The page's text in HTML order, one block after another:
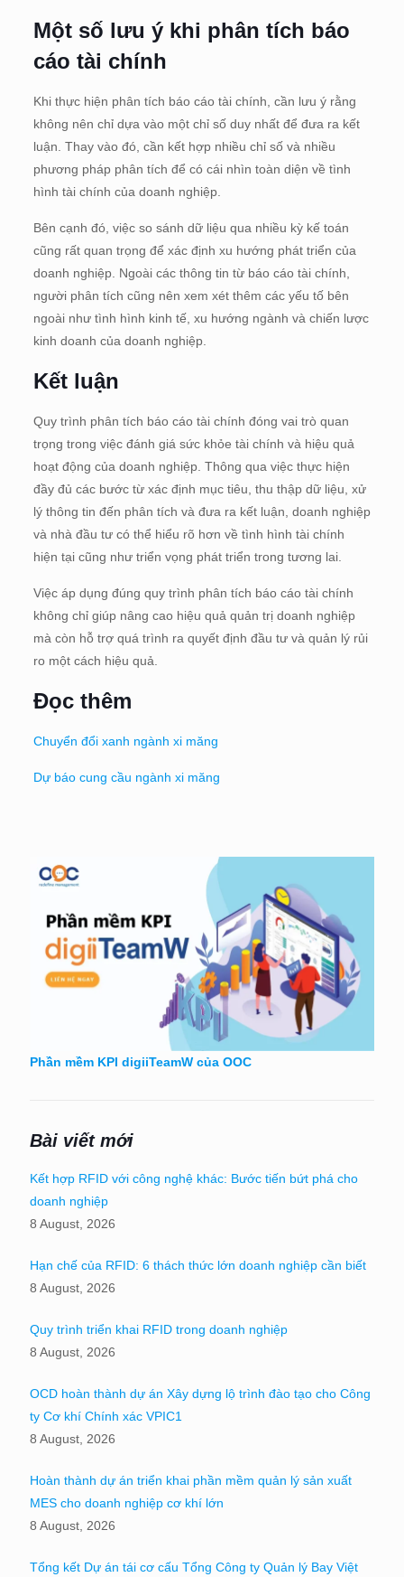
Một số lưu ý khi phân tích báo
cáo tài chính
Khi thực hiện phân tích báo cáo tài chính, cần lưu ý rằng
không nên chỉ dựa vào một chỉ số duy nhất để đưa ra kết
luận. Thay vào đó, cần kết hợp nhiều chỉ số và nhiều
phương pháp phân tích để có cái nhìn toàn diện về tình
hình tài chính của doanh nghiệp.
Bên cạnh đó, việc so sánh dữ liệu qua nhiều kỳ kế toán
cũng rất quan trọng để xác định xu hướng phát triển của
doanh nghiệp. Ngoài các thông tin từ báo cáo tài chính,
người phân tích cũng nên xem xét thêm các yếu tố bên
ngoài như tình hình kinh tế, xu hướng ngành và chiến lược
kinh doanh của doanh nghiệp.
Kết luận
Quy trình phân tích báo cáo tài chính đóng vai trò quan
trọng trong việc đánh giá sức khỏe tài chính và hiệu quả
hoạt động của doanh nghiệp. Thông qua việc thực hiện
đầy đủ các bước từ xác định mục tiêu, thu thập dữ liệu, xử
lý thông tin đến phân tích và đưa ra kết luận, doanh nghiệp
và nhà đầu tư có thể hiểu rõ hơn về tình hình tài chính
hiện tại cũng như triển vọng phát triển trong tương lai.
Việc áp dụng đúng quy trình phân tích báo cáo tài chính
không chỉ giúp nâng cao hiệu quả quản trị doanh nghiệp
mà còn hỗ trợ quá trình ra quyết định đầu tư và quản lý rủi
ro một cách hiệu quả.
Đọc thêm
Chuyển đổi xanh ngành xi măng
Dự báo cung cầu ngành xi măng
Phần mềm KPI digiiTeamW của OOC
Bài viết mới
Kết hợp RFID với công nghệ khác: Bước tiến bứt phá cho
doanh nghiệp
8 August, 2026
Hạn chế của RFID: 6 thách thức lớn doanh nghiệp cần biết
8 August, 2026
Quy trình triển khai RFID trong doanh nghiệp
8 August, 2026
OCD hoàn thành dự án Xây dựng lộ trình đào tạo cho Công
ty Cơ khí Chính xác VPIC1
8 August, 2026
Hoàn thành dự án triển khai phần mềm quản lý sản xuất
MES cho doanh nghiệp cơ khí lớn
8 August, 2026
Tổng kết Dự án tái cơ cấu Tổng Công ty Quản lý Bay Việt